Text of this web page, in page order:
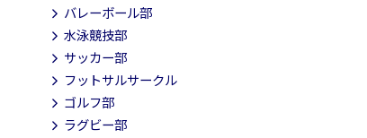
バレーボール部
水泳競技部
サッカー部
フットサルサークル
ゴルフ部
ラグビー部